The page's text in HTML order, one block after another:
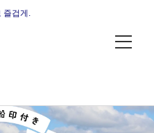
즐겁게.